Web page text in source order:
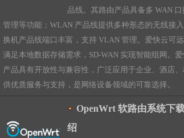
品线。其路由产品具备多 WAN
管理等功能；WLAN 产品线提供多种形态的无线接
换机产品线端口丰富，支持 VLAN 管理。爱快云可
满足本地数据存储需求，SD-WAN 实现智能组网。
产品具有开放性与兼容性，广泛应用于企业、酒店
供优质服务与支持，是网络设备领域的可靠选择。
OpenWrt 软路由系统下
绍